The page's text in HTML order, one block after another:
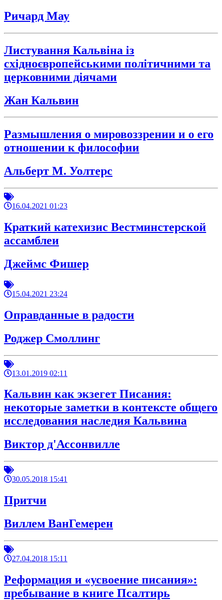
Ричард Мау
Листування Кальвіна із
східноєвропейськими політичними та
церковними діячами
Жан Кальвин
Размышления о мировоззрении и о его
отношении к философии
Альберт М. Уолтерс
16.04.2021 01:23
Краткий катехизис Вестминстерской
ассамблеи
Джеймс Фишер
15.04.2021 23:24
Оправданные в радости
Роджер Смоллинг
13.01.2019 02:11
Кальвин как экзегет Писания:
некоторые заметки в контексте общего
исследования наследия Кальвина
Виктор д'Ассонвилле
30.05.2018 15:41
Притчи
Виллем ВанГемерен
27.04.2018 15:11
Реформация и «усвоение писания»:
пребывание в книге Псалтирь